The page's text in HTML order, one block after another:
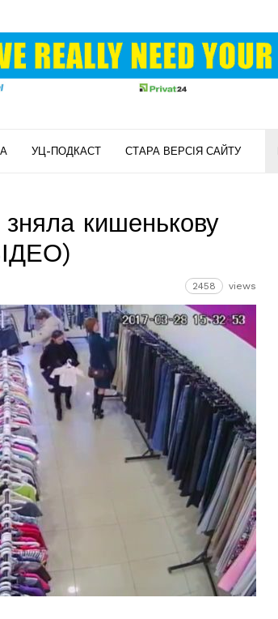
УЦ-ПОДКАСТ СТАРА ВЕРСІЯ САЙТУ
кишенькову
2458 views